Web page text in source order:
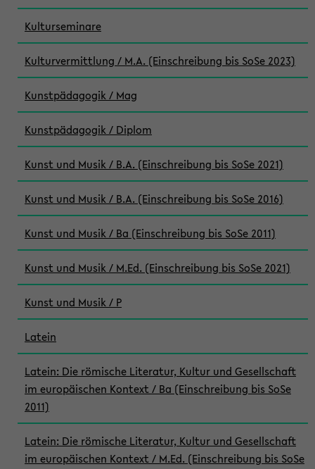
Kulturseminare
Kulturvermittlung / M.A. (Einschreibung bis SoSe 2023)
Kunstpädagogik / Mag
Kunstpädagogik / Diplom
Kunst und Musik / B.A. (Einschreibung bis SoSe 2021)
Kunst und Musik / B.A. (Einschreibung bis SoSe 2016)
Kunst und Musik / Ba (Einschreibung bis SoSe 2011)
Kunst und Musik / M.Ed. (Einschreibung bis SoSe 2021)
Kunst und Musik / P
Latein
Latein: Die römische Literatur, Kultur und Gesellschaft
im europäischen Kontext / Ba (Einschreibung bis SoSe
2011)
Latein: Die römische Literatur, Kultur und Gesellschaft
im europäischen Kontext / M.Ed. (Einschreibung bis SoSe